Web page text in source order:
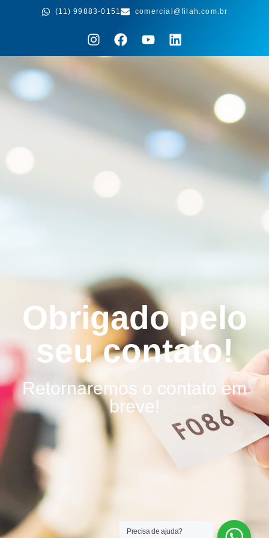
(11) 99883-0151 comercial@filah.com.br
Obrigado pelo
seu contato!
Retornaremos o contato em
breve!
Precisa de ajuda?